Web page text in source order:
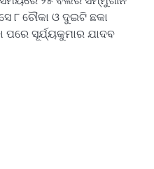
୮ ଚୌକା ଓ ଦୁଇଟି ଛକା
ପରେ ସୂର୍ଯ୍ୟକୁମାର ଯାଦବ